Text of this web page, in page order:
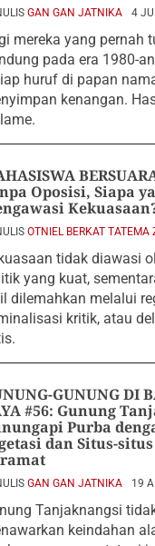
GAN GAN JATNIKA 4
mereka yang pernah
pada era 1980-
huruf di papan
kenangan.
Oposisi, Siapa
OTNIEL BERKAT TATEMA
tidak diawasi
yang kuat,
dilemahkan melalui
kritik, atau
GUNUNG DI
#56: Gunung
Purba
dan Situs-
GAN GAN JATNIKA 19
Tanjaknangsi
keindahan